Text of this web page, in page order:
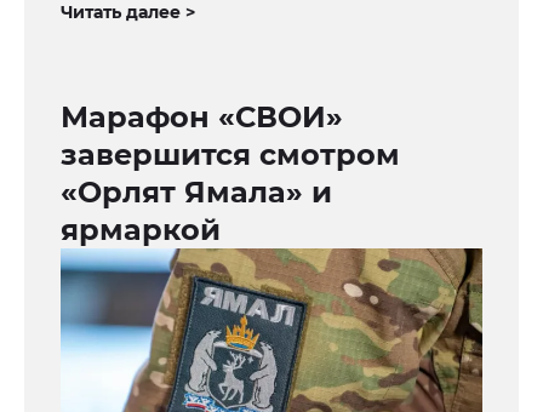
Читать далее >
Марафон «СВОИ»
завершится смотром
«Орлят Ямала» и
ярмаркой